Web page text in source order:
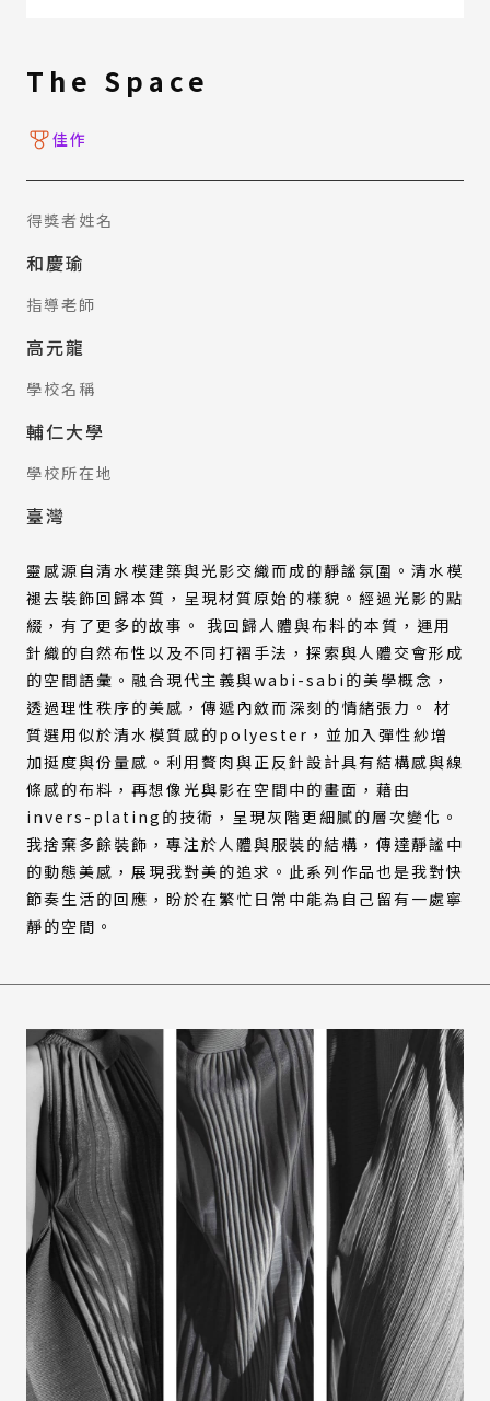
The Space
佳作
得獎者姓名
和慶瑜
指導老師
高元龍
學校名稱
輔仁大學
學校所在地
臺灣
靈感源自清水模建築與光影交織而成的靜謐氛圍。清水模
褪去裝飾回歸本質，呈現材質原始的樣貌。經過光影的點
綴，有了更多的故事。 我回歸人體與布料的本質，運用
針織的自然布性以及不同打褶手法，探索與人體交會形成
的空間語彙。融合現代主義與wabi-sabi的美學概念，
透過理性秩序的美感，傳遞內斂而深刻的情緒張力。 材
質選用似於清水模質感的polyester，並加入彈性紗增
加挺度與份量感。利用贅肉與正反針設計具有結構感與線
條感的布料，再想像光與影在空間中的畫面，藉由
invers-plating的技術，呈現灰階更細膩的層次變化。
我捨棄多餘裝飾，專注於人體與服裝的結構，傳達靜謐中
的動態美感，展現我對美的追求。此系列作品也是我對快
節奏生活的回應，盼於在繁忙日常中能為自己留有一處寧
靜的空間。